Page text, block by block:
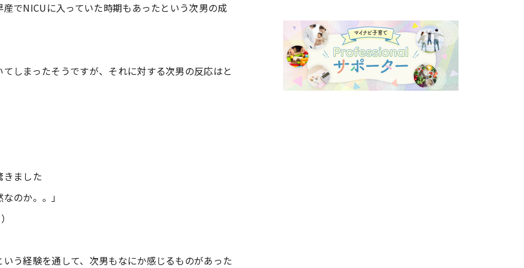
でNICUに入っていた時期もあったという次男の成
しまったそうですが、それに対する次男の反応はと
きました
のか。。」
う経験を通して、次男もなにか感じるものがあった